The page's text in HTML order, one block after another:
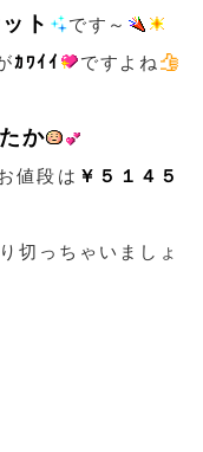
ト
です～
ｶﾜｲｲ ですよね
か
値段は ￥５１４５
切っちゃいましょ